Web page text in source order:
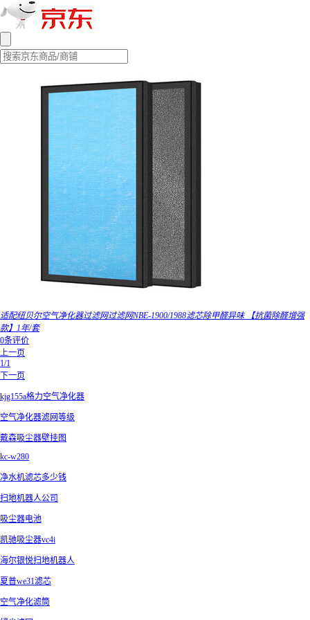
适配纽贝尔空气净化器过滤网过滤网NBE-1900/1988滤芯除甲醛异味 【抗菌除醛增强
款】1年/套
0条评价
上一页
1/1
下一页
kjg155a格力空气净化器
空气净化器滤网等级
戴森吸尘器壁挂图
kc-w280
净水机滤芯多少钱
扫地机器人公司
吸尘器电池
凯驰吸尘器vc4i
海尔银悦扫地机器人
夏普we31滤芯
空气净化滤筒